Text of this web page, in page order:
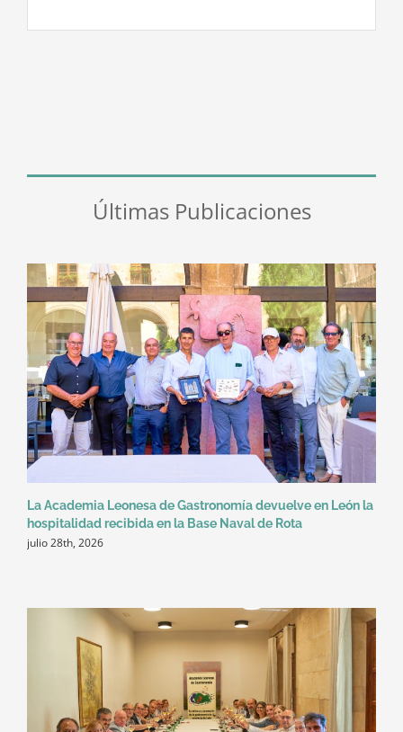
Últimas Publicaciones
La Academia Leonesa de Gastronomía devuelve en León la
hospitalidad recibida en la Base Naval de Rota
julio 28th, 2026